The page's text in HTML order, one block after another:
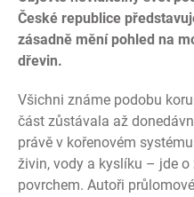
České republice
zásadně mění pohled na
dřevin.
Všichni známe podobu
část zůstávala až
právě v kořenovém
živin, vody a kyslíku – jde
povrchem. Autoři